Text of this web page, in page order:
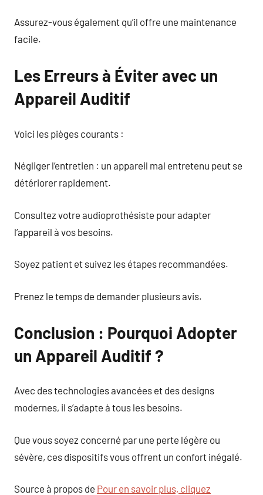
Assurez-vous également qu’il offre une maintenance
facile.
Les Erreurs à Éviter avec un
Appareil Auditif
Voici les pièges courants :
Négliger l’entretien : un appareil mal entretenu peut se
détériorer rapidement.
Consultez votre audioprothésiste pour adapter
l’appareil à vos besoins.
Soyez patient et suivez les étapes recommandées.
Prenez le temps de demander plusieurs avis.
Conclusion : Pourquoi Adopter
un Appareil Auditif ?
Avec des technologies avancées et des designs
modernes, il s’adapte à tous les besoins.
Que vous soyez concerné par une perte légère ou
sévère, ces dispositifs vous offrent un confort inégalé.
Source à propos de Pour en savoir plus, cliquez